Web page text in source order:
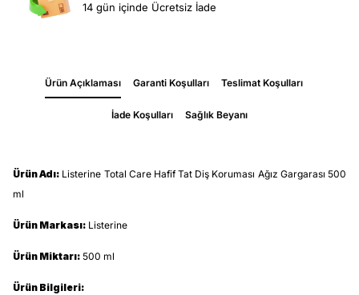
14 gün içinde Ücretsiz İade
Ürün Açıklaması Garanti Koşulları Teslimat Koşulları
İade Koşulları Sağlık Beyanı
Ürün Adı: Listerine Total Care Hafif Tat Diş Koruması Ağız Gargarası 500
ml
Ürün Markası: Listerine
Ürün Miktarı: 500 ml
Ürün Bilgileri: